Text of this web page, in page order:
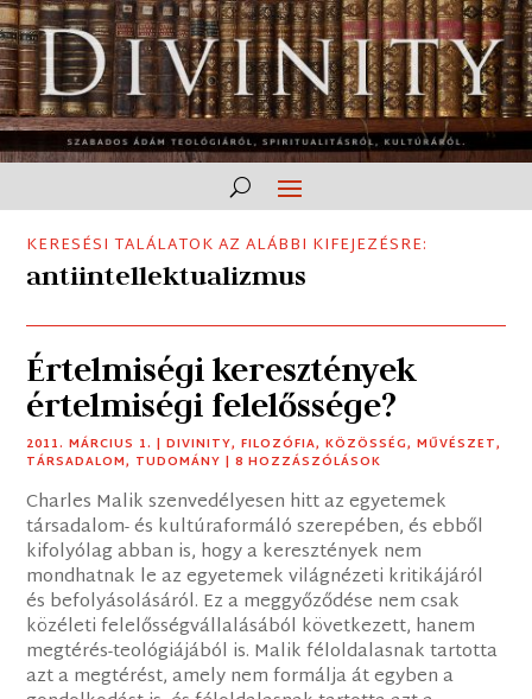
KERESÉSI TALÁLATOK AZ ALÁBBI KIFEJEZÉSRE:
antiintellektualizmus
Értelmiségi keresztények
értelmiségi felelőssége?
2011. MÁRCIUS 1. |DIVINITY,FILOZÓFIA,KÖZÖSSÉG,MŰVÉSZET,
TÁRSADALOM, TUDOMÁNY | 8 HOZZÁSZÓLÁSOK
Charles Malik szenvedélyesen hitt az egyetemek
társadalom- és kultúraformáló szerepében, és ebből
kifolyólag abban is, hogy a keresztények nem
mondhatnak le az egyetemek világnézeti kritikájáról
és befolyásolásáról. Ez a meggyőződése nem csak
közéleti felelősségvállalásából következett, hanem
megtérés-teológiájából is. Malik féloldalasnak tartotta
azt a megtérést, amely nem formálja át egyben a